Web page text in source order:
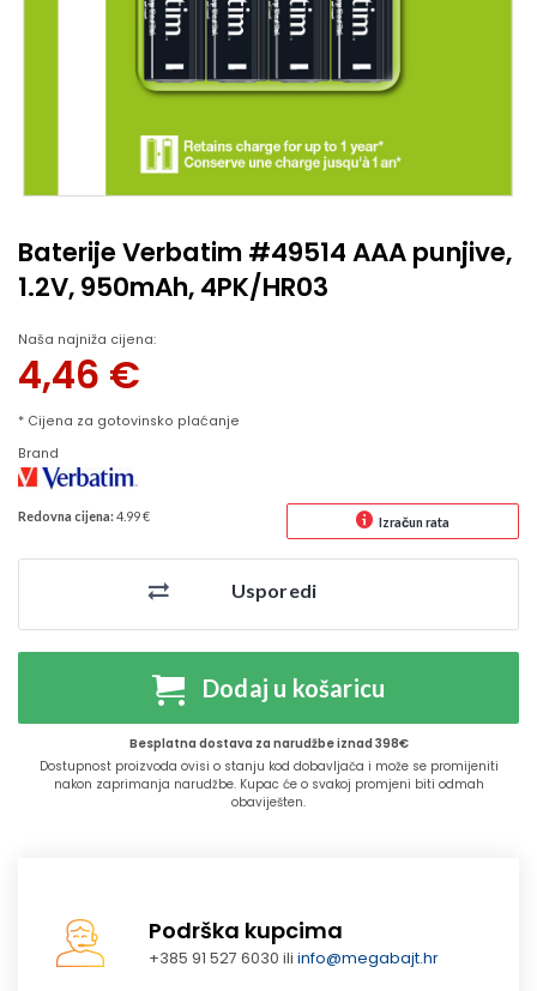
Baterije Verbatim #49514 AAA punjive,
1.2V, 950mAh, 4PK/HR03
Naša najniža cijena:
4,46 €
* Cijena za gotovinsko plaćanje
Brand
Redovna cijena: 4.99 € Izračun rata
Usporedi
Dodaj u košaricu
Besplatna dostava za narudžbe iznad 398€
Dostupnost proizvoda ovisi o stanju kod dobavljača i može se promijeniti
nakon zaprimanja narudžbe. Kupac će o svakoj promjeni biti odmah
obaviješten.
Podrška kupcima
+385 91 527 6030 iliinfo@megabajt.hr